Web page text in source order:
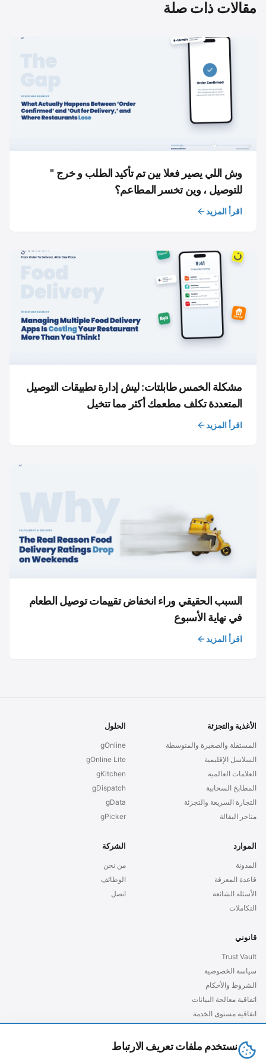
مقالات ذات صلة
وش اللي يصير فعلا بين تم تأكيد الطلب و خرج "
للتوصيل ، وين تخسر المطاعم؟
اقرأ المزيد
مشكلة الخمس طابلتات: ليش إدارة تطبيقات التوصيل
المتعددة تكلف مطعمك أكثر مما تتخيل
اقرأ المزيد
السبب الحقيقي وراء انخفاض تقييمات توصيل الطعام
في نهاية الأسبوع
اقرأ المزيد
الأغذية والتجزئة
المستقلة والصغيرة والمتوسطة
السلاسل الإقليمية
العلامات العالمية
المطابخ السحابية
التجارة السريعة والتجزئة
متاجر البقالة
الحلول
gOnline
gOnline Lite
gKitchen
gDispatch
gData
gPicker
الموارد
المدونة
قاعدة المعرفة
الأسئلة الشائعة
التكاملات
الشركة
من نحن
الوظائف
اتصل
قانوني
Trust Vault
سياسة الخصوصية
الشروط والأحكام
اتفاقية معالجة البيانات
اتفاقية مستوى الخدمة
نستخدم ملفات تعريف الارتباط